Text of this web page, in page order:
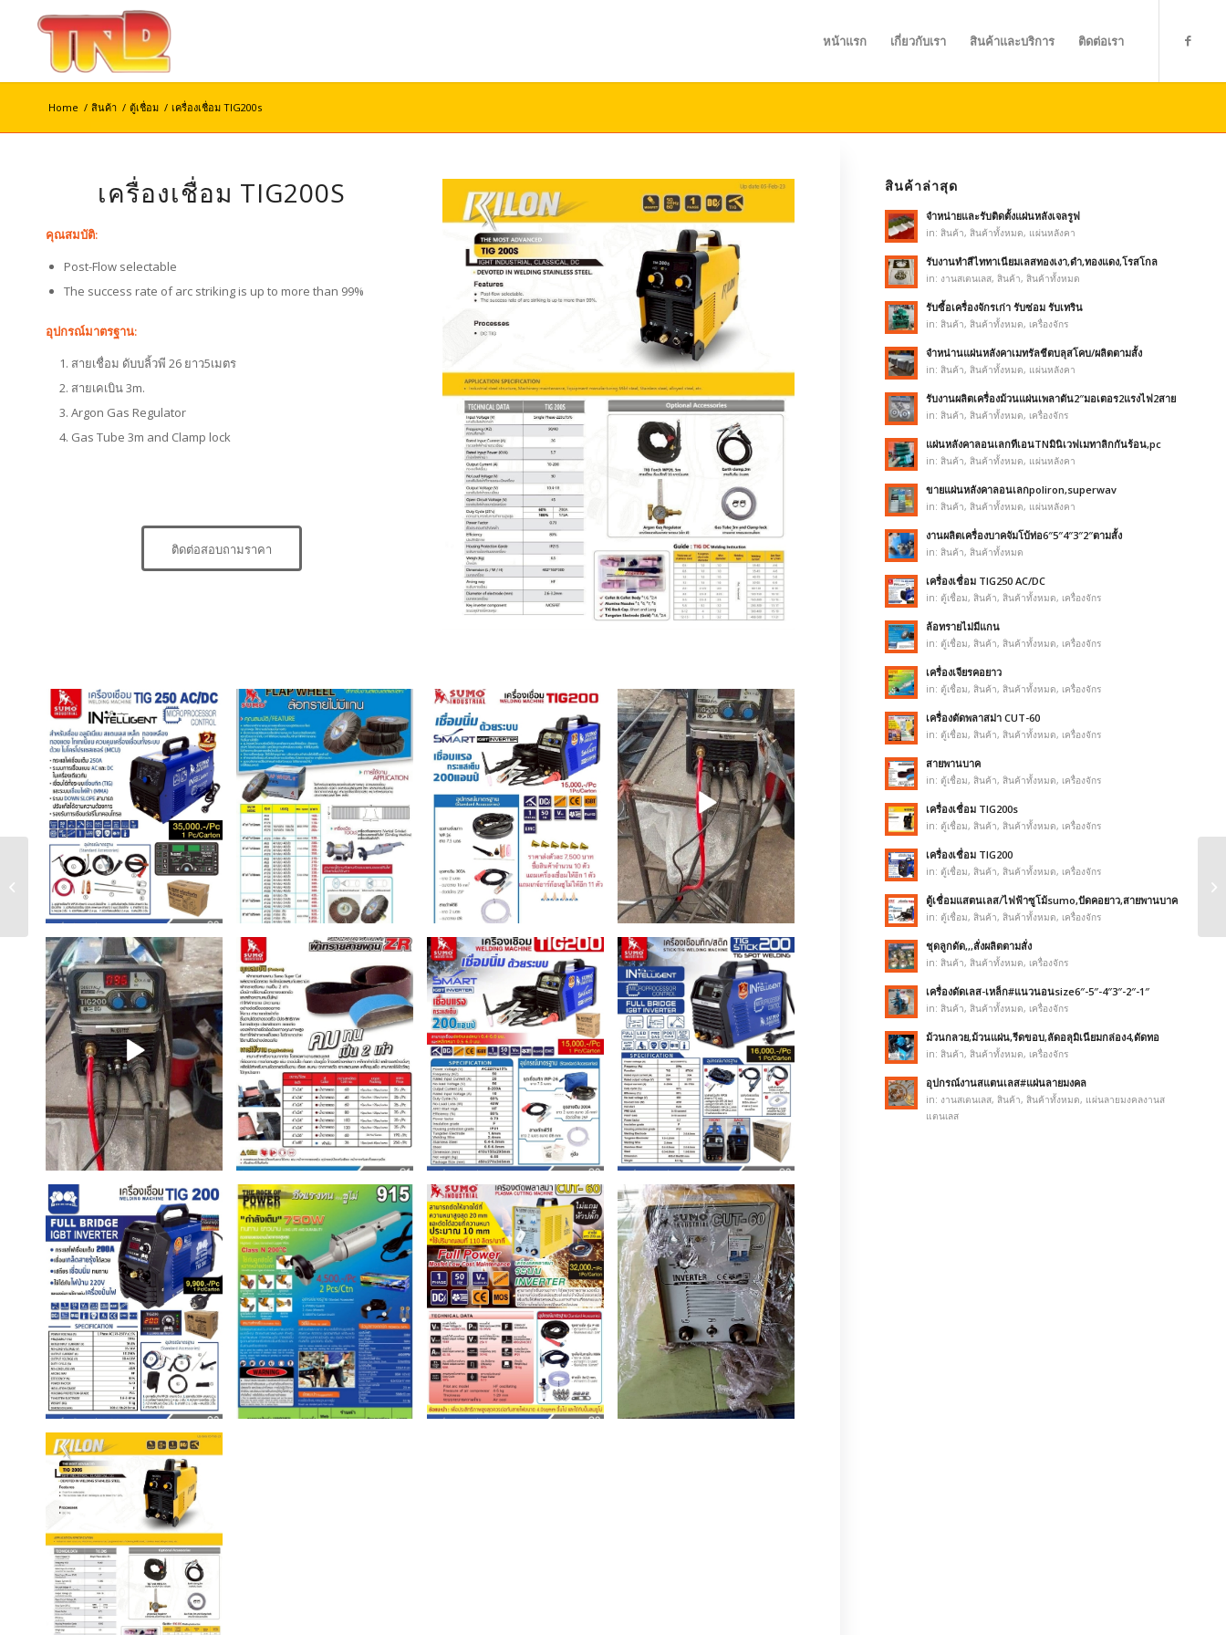
หน้าแรก เกี่ยวกับเรา สินค้าและบริการ ติดต่อเรา
Home / สินค้า / ตู้เชื่อม / เครื่องเชื่อม TIG200s
เครื่องเชื่อม TIG200S
คุณสมบัติ:
Post-Flow selectable
The success rate of arc striking is up to more than 99%
อุปกรณ์มาตรฐาน:
สายเชื่อม ดับบลิ้วพี 26 ยาว5เมตร
สายเคเบิน 3m.
Argon Gas Regulator
Gas Tube 3m and Clamp lock
ติดต่อสอบถามราคา
สินค้าล่าสุด
จำหน่ายและรับติดตั้งแผ่นหลังเจลรูฟ
in: สินค้า, สินค้าทั้งหมด, แผ่นหลังคา
รับงานทำสีไททาเนียมเลสทองเงา,ดำ,ทองแดง,โรสโกล
in: งานสเตนเลส, สินค้า, สินค้าทั้งหมด
รับซื้อเครื่องจักรเก่า รับซ่อม รับเทริน
in: สินค้า, สินค้าทั้งหมด, เครื่องจักร
จำหน่านแผ่นหลังคาเมทรัลชีตบลุสโคบ/ผลิตตามสั้ง
in: สินค้า, สินค้าทั้งหมด, แผ่นหลังคา
รับงานผลิตเครื่องม้วนแผ่นเพลาตัน2″มอเตอร2แรงไฟ2สาย
in: สินค้า, สินค้าทั้งหมด, เครื่องจักร
แผ่นหลังคาลอนเลกทีเอนTNมินิเวฟเมทาลิกกันร้อน,pc
in: สินค้า, สินค้าทั้งหมด, แผ่นหลังคา
ขายแผ่นหลังคาลอนเลกpoliron,superwav
in: สินค้า, สินค้าทั้งหมด, แผ่นหลังคา
งานผลิตเครื่องบาคจัมโบ้ท่อ6″5″4″3″2″ตามสั้ง
in: สินค้า, สินค้าทั้งหมด
เครื่องเชื่อม TIG250 AC/DC
in: ตู้เชื่อม, สินค้า, สินค้าทั้งหมด, เครื่องจักร
ล้อทรายไม่มีแกน
in: ตู้เชื่อม, สินค้า, สินค้าทั้งหมด, เครื่องจักร
เครื่องเจียรคอยาว
in: ตู้เชื่อม, สินค้า, สินค้าทั้งหมด, เครื่องจักร
เครื่องตัดพลาสม่า CUT-60
in: ตู้เชื่อม, สินค้า, สินค้าทั้งหมด, เครื่องจักร
สายพานบาค
in: ตู้เชื่อม, สินค้า, สินค้าทั้งหมด, เครื่องจักร
เครื่องเชื่อม TIG200s
in: ตู้เชื่อม, สินค้า, สินค้าทั้งหมด, เครื่องจักร
เครื่องเชื่อม TIG200
in: ตู้เชื่อม, สินค้า, สินค้าทั้งหมด, เครื่องจักร
ตู้เชื่อมแสตนเลส/ไฟฟ้าซูโม้sumo,ปัดคอยาว,สายพานบาค
in: ตู้เชื่อม, สินค้า, สินค้าทั้งหมด, เครื่องจักร
ชุดลูกดัด,,,สั่งผลิตตามสั่ง
in: สินค้า, สินค้าทั้งหมด, เครื่องจักร
เครื่องดัดเลส-เหล็ก#แนวนอนsize6″-5″-4″3″-2″-1″
in: สินค้า, สินค้าทั้งหมด, เครื่องจักร
ม้วนกลวย,ม้วนแผ่น,รีดขอบ,ลัดอลุมิเนียมกล่อง4,ดัดทอ
in: สินค้า, สินค้าทั้งหมด, เครื่องจักร
อุปกรณ์งานสแตนเลส#แผ่นลายมงคล
in: งานสเตนเลส, สินค้า, สินค้าทั้งหมด, แผ่นลายมงคลงานส
แตนเลส
เครื่องเชื่อม TIG200